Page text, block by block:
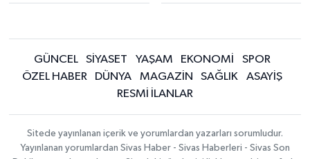
GÜNCEL SİYASET YAŞAM EKONOMİ
SPOR
ÖZEL HABER
DÜNYA MAGAZİN SAĞLIK
ASAYİŞ
RESMİ İLANLAR
Sitede yayınlanan içerik ve yorumlardan yazarları sorumludur.
Yayınlanan yorumlardan Sivas Haber - Sivas Haberleri - Sivas Son